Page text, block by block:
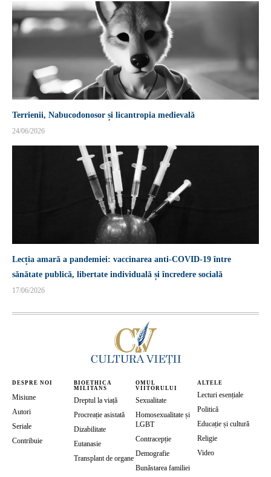
Terrienii, Nabucodonosor și licantropia medievală
24/06/2026
Lecția amară a pandemiei: vaccinarea anti-COVID-19 între
sănătate publică, libertate individuală și încredere socială
17/06/2026
DESPRE NOI
Misiune
Autori
Seriale
Contribuie
BIOETHICA
MILITANS
Dreptul la viață
Procreație asistată
Dizabilitate
Eutanasie
Transplant de organe
OMUL
VIITORULUI
Sexualitate
Homosexualitate și
LGBT
Contracepție
Demografie
Bunăstarea familiei
ALTELE
Lecturi esențiale
Politică
Educație și cultură
Religie
Video